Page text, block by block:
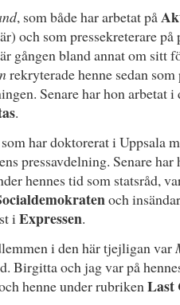
, som både har arbetat på
och som pressekreterare
gången bland annat om sitt
rekryterade henne sedan som
Senare har hon arbetat
.
har doktorerat i Uppsala
pressavdelning. Senare har
hennes tid som statsråd,
och
iExpressen.
i den här tjejligan var
Birgitta och jag var på
henne under rubrikenLast